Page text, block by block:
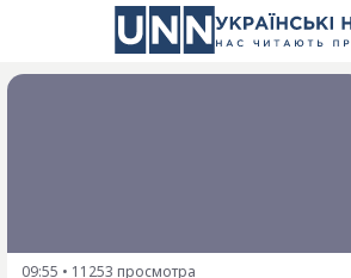
09:55 • 11253 просмотра